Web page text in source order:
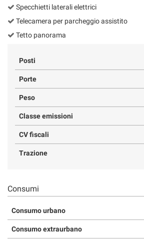
Specchietti laterali elettrici
Telecamera per parcheggio assistito
Tetto panorama
Posti
Porte
Peso
Classe emissioni
CV fiscali
Trazione
Consumi
Consumo urbano
Consumo extraurbano